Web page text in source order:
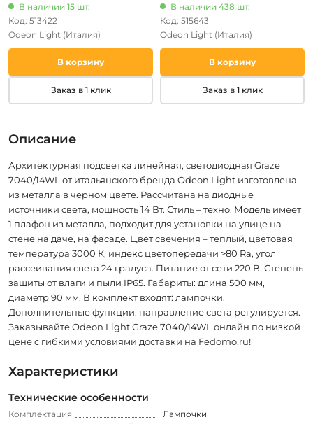
LED 12W 3000K 220V
В наличии 15 шт.
Код: 513422
Odeon Light (Италия)
В корзину
Заказ в 1 клик
LED 12W 3000K 220V
В наличии 438 шт.
Код: 515643
Odeon Light (Италия)
В корзину
Заказ в 1 клик
Описание
Архитектурная подсветка линейная, светодиодная Graze
7040/14WL от итальянского бренда Odeon Light изготовлена
из металла в черном цвете. Рассчитана на диодные
источники света, мощность 14 Вт. Стиль – техно. Модель имеет
1 плафон из металла, подходит для установки на улице на
стене на даче, на фасаде. Цвет свечения – теплый, цветовая
температура 3000 К, индекс цветопередачи >80 Ra, угол
рассеивания света 24 градуса. Питание от сети 220 В. Степень
защиты от влаги и пыли IP65. Габариты: длина 500 мм,
диаметр 90 мм. В комплект входят: лампочки.
Дополнительные функции: направление света регулируется.
Заказывайте Odeon Light Graze 7040/14WL онлайн по низкой
цене с гибкими условиями доставки на Fedomo.ru!
Характеристики
Технические особенности
Комплектация
Лампочки